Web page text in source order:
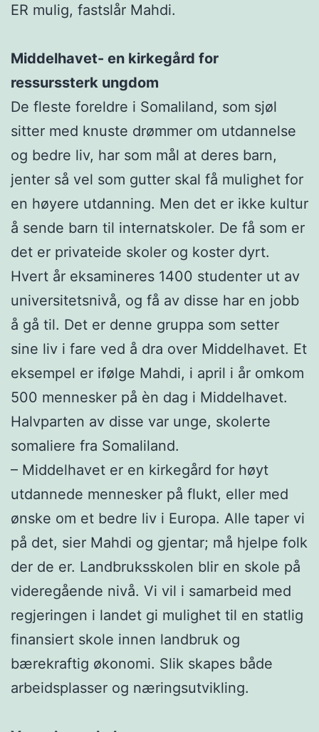
ER mulig, fastslår Mahdi.
Middelhavet- en kirkegård for
ressurssterk ungdom
De fleste foreldre i Somaliland, som sjøl
sitter med knuste drømmer om utdannelse
og bedre liv, har som mål at deres barn,
jenter så vel som gutter skal få mulighet for
en høyere utdanning. Men det er ikke kultur
å sende barn til internatskoler. De få som er
det er privateide skoler og koster dyrt.
Hvert år eksamineres 1400 studenter ut av
universitetsnivå, og få av disse har en jobb
å gå til. Det er denne gruppa som setter
sine liv i fare ved å dra over Middelhavet. Et
eksempel er ifølge Mahdi, i april i år omkom
500 mennesker på èn dag i Middelhavet.
Halvparten av disse var unge, skolerte
somaliere fra Somaliland.
– Middelhavet er en kirkegård for høyt
utdannede mennesker på flukt, eller med
ønske om et bedre liv i Europa. Alle taper vi
på det, sier Mahdi og gjentar; må hjelpe folk
der de er. Landbruksskolen blir en skole på
videregående nivå. Vi vil i samarbeid med
regjeringen i landet gi mulighet til en statlig
finansiert skole innen landbruk og
bærekraftig økonomi. Slik skapes både
arbeidsplasser og næringsutvikling.